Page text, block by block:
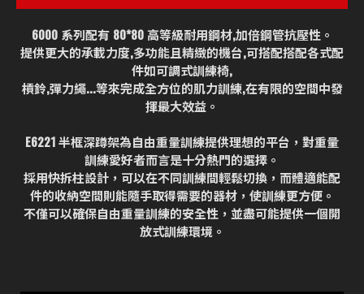
6000 系列配有 80*80 高等級耐用鋼材,加倍鋼管抗壓性。
提供更大的承載力度,多功能且精緻的機台,可搭配搭配各式配
件如可調式訓練椅,
槓鈴,彈力繩...等來完成全方位的肌力訓練,在有限的空間中發
揮最大效益。
E6221 半框深蹲架為自由重量訓練提供理想的平台，對重量
訓練愛好者而言是十分熱門的選擇。
採用快拆柱設計，可以在不同訓練間輕鬆切換，而體適能配
件的收納空間則能隨手取得需要的器材，使訓練更方便。
不僅可以確保自由重量訓練的安全性，並盡可能提供一個開
放式訓練環境。